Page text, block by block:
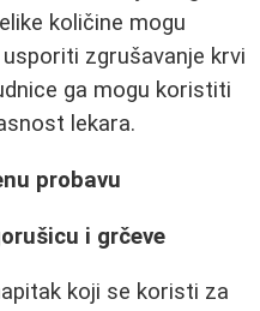
količine mogu
zgrušavanje krvi
ga mogu koristiti
lekara.
probavu
i grčeve
koji se koristi za